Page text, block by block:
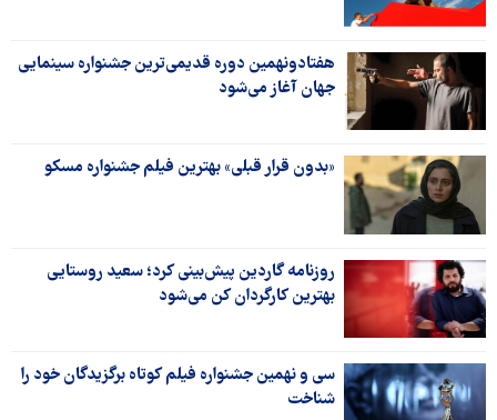
هفتادونهمین دوره قدیمی‌ترین جشنواره سینمایی
جهان آغاز می‌شود
«بدون قرار قبلی» بهترین فیلم جشنواره مسکو
روزنامه گاردین پیش‌بینی کرد؛ سعید روستایی
بهترین کارگردان کن می‌شود
سی و نهمین جشنواره فیلم کوتاه برگزیدگان خود را
شناخت